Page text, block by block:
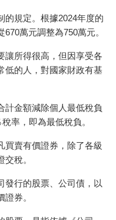
的規定。根據2024年度的
萬元調整為750萬元。
讓所得很高，但因享受各
低的人，對國家財政有基
計金額減除個人最低稅負
率，即為最低稅負。
買賣有價證券，除了各級
稅。
發行的股票、公司債，以
券。